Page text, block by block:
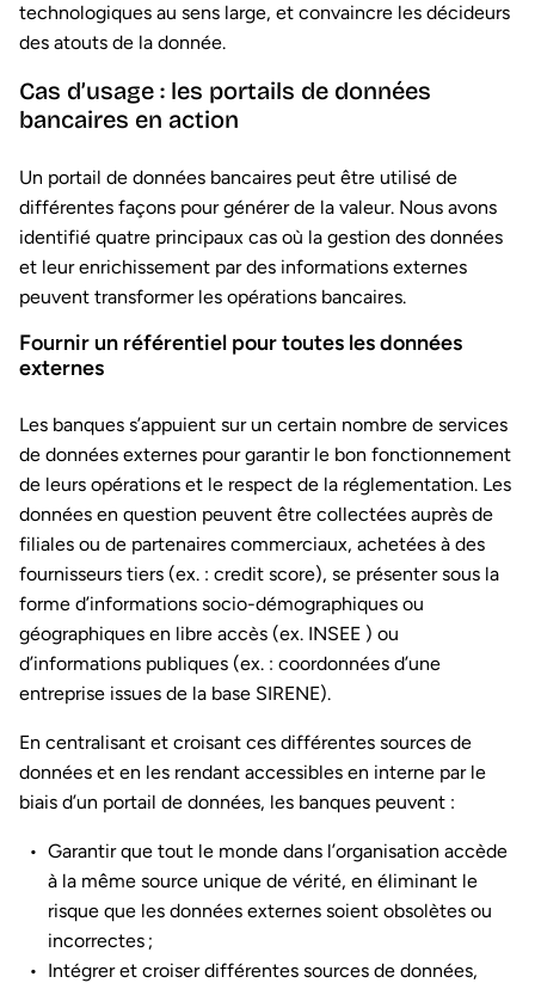
technologiques au sens large, et convaincre les décideurs
des atouts de la donnée.
Cas d’usage : les portails de données
bancaires en action
Un portail de données bancaires peut être utilisé de
différentes façons pour générer de la valeur. Nous avons
identifié quatre principaux cas où la gestion des données
et leur enrichissement par des informations externes
peuvent transformer les opérations bancaires.
Fournir un référentiel pour toutes les données
externes
Les banques s’appuient sur un certain nombre de services
de données externes pour garantir le bon fonctionnement
de leurs opérations et le respect de la réglementation. Les
données en question peuvent être collectées auprès de
filiales ou de partenaires commerciaux, achetées à des
fournisseurs tiers (ex. : credit score), se présenter sous la
forme d’informations socio-démographiques ou
géographiques en libre accès (ex. INSEE ) ou
d’informations publiques (ex. : coordonnées d’une
entreprise issues de la base SIRENE).
En centralisant et croisant ces différentes sources de
données et en les rendant accessibles en interne par le
biais d’un portail de données, les banques peuvent :
Garantir que tout le monde dans l’organisation accède
à la même source unique de vérité, en éliminant le
risque que les données externes soient obsolètes ou
incorrectes ;
Intégrer et croiser différentes sources de données,